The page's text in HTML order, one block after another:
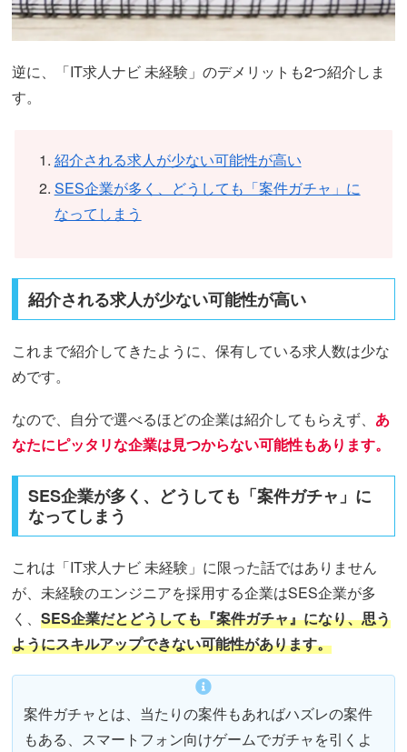
逆に、「IT求人ナビ 未経験」のデメリットも2つ紹介しま
す。
紹介される求人が少ない可能性が高い
SES企業が多く、どうしても「案件ガチャ」に
なってしまう
紹介される求人が少ない可能性が高い
これまで紹介してきたように、保有している求人数は少な
めです。
なので、自分で選べるほどの企業は紹介してもらえず、 あ
なたにピッタリな企業は見つからない可能性もあります。
SES企業が多く、どうしても「案件ガチャ」に
なってしまう
これは「IT求人ナビ 未経験」に限った話ではありません
が、未経験のエンジニアを採用する企業はSES企業が多
く、SES企業だとどうしても『案件ガチャ』になり、思う
ようにスキルアップできない可能性があります。
案件ガチャとは、当たりの案件もあればハズレの案件
もある、スマートフォン向けゲームでガチャを引くよ